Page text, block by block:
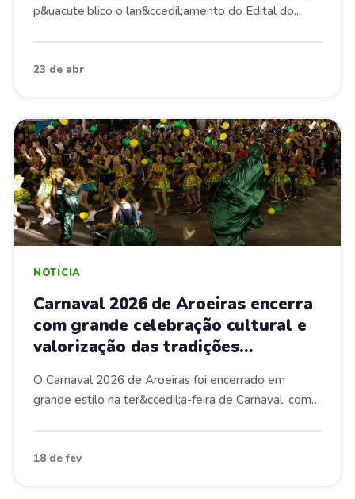
p&uacute;blico o lan&ccedil;amento do Edital do...
23 de abr
NOTÍCIA
Carnaval 2026 de Aroeiras encerra
com grande celebração cultural e
valorização das tradições
O Carnaval 2026 de Aroeiras foi encerrado em
grande estilo na ter&ccedil;a-feira de Carnaval, com
18 de fev